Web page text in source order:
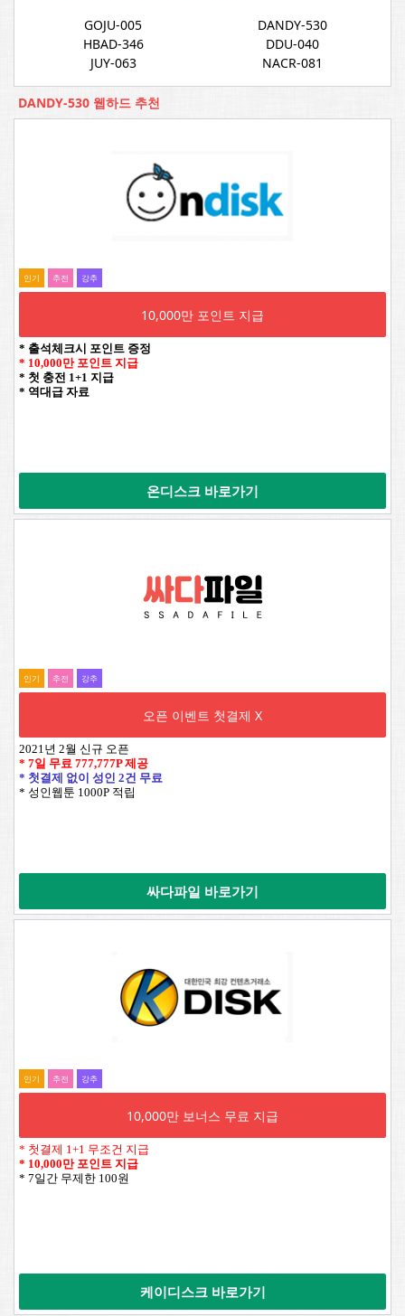
GOJU-005
DANDY-530
HBAD-346
DDU-040
JUY-063
NACR-081
DANDY-530 웹하드 추천
인기 추전 강추
10,000만 포인트 지급
* 출석체크시 포인트 증정
* 10,000만 포인트 지급
* 첫 충전 1+1 지급
* 역대급 자료
온디스크 바로가기
인기 추전 강추
오픈 이벤트 첫결제 X
2021년 2월 신규 오픈
* 7일 무료 777,777P제공
* 첫결제 없이 성인 2건 무료
* 성인웹툰 1000P 적립
싸다파일 바로가기
인기 추전 강추
10,000만 보너스 무료 지급
* 첫결제 1+1 무조건 지급
* 10,000만 포인트 지급
* 7일간 무제한 100원
케이디스크 바로가기